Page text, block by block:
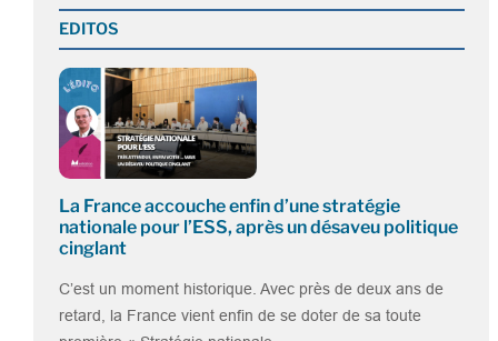
EDITOS
La France accouche enfin d’une stratégie
nationale pour l’ESS, après un désaveu politique
cinglant
C’est un moment historique. Avec près de deux ans de
retard, la France vient enfin de se doter de sa toute